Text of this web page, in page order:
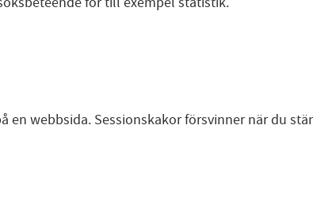
webbsida. Sessionskakor försvinner när du